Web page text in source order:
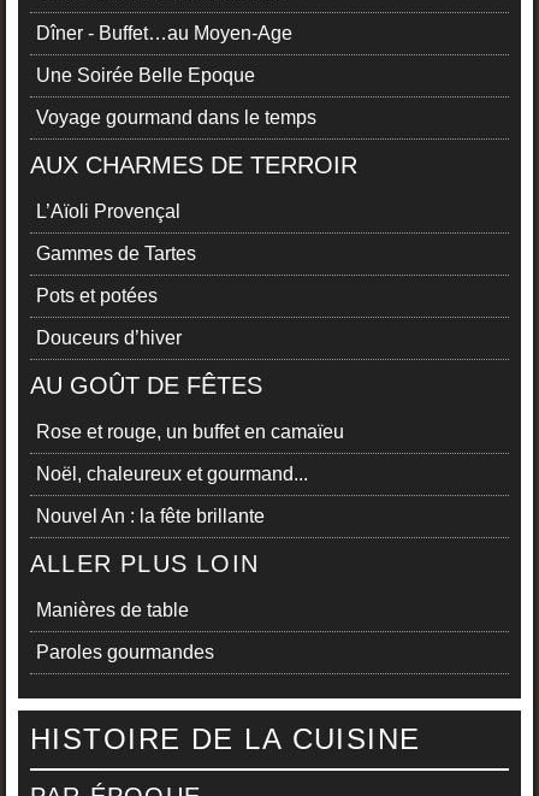
Dîner - Buffet…au Moyen-Age
Une Soirée Belle Epoque
Voyage gourmand dans le temps
AUX CHARMES DE TERROIR
L’Aïoli Provençal
Gammes de Tartes
Pots et potées
Douceurs d’hiver
AU GOÛT DE FÊTES
Rose et rouge, un buffet en camaïeu
Noël, chaleureux et gourmand...
Nouvel An : la fête brillante
ALLER PLUS LOIN
Manières de table
Paroles gourmandes
HISTOIRE DE LA CUISINE